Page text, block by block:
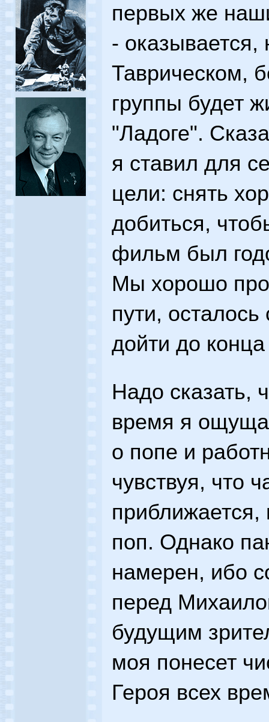
первых же
-
Таврическом,
группы будет
"Ладоге".
я ставил для
цели: снять
добиться,
фильм был
Мы хорошо
пути,
дойти до
Надо сказать,
время я
о попе и
чувствуя, что
приближается,
поп. Однако
намерен, ибо
перед
будущим
моя понесет
Героя всех